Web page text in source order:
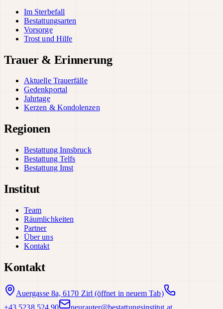
Im Sterbefall
Bestattungsarten
Vorsorge
Trost und Hilfe
Trauer & Erinnerung
Aktuelle Trauerfälle
Gedenkportal
Jahrtage
Kerzen & Kondolenzen
Regionen
Bestattung Innsbruck
Bestattung Telfs
Bestattung Imst
Institut
Team
Räumlichkeiten
Partner
Über uns
Kontakt
Kontakt
Auergasse 8a, 6170 Zirl (öffnet in neuem Tab)
+43 5238 524 90
neurauter@bestattungsinstitut.at